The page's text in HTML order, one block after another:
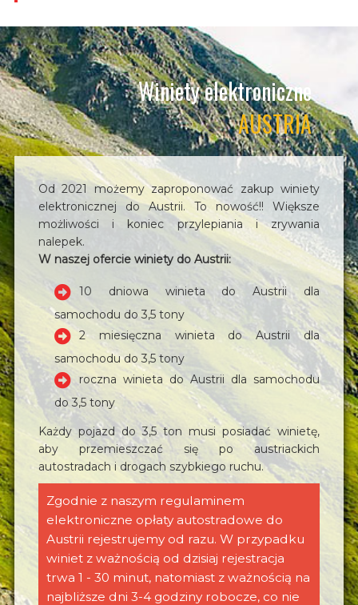
Winiety elektroniczne
AUSTRIA
Od 2021 możemy zaproponować zakup winiety
elektronicznej do Austrii. To nowość!! Większe
możliwości i koniec przylepiania i zrywania
nalepek.
W naszej ofercie winiety do Austrii:
10 dniowa winieta do Austrii dla
samochodu do 3,5 tony
2 miesięczna winieta do Austrii dla
samochodu do 3,5 tony
roczna winieta do Austrii dla samochodu
do 3,5 tony
Każdy pojazd do 3,5 ton musi posiadać winietę,
aby przemieszczać się po austriackich
autostradach i drogach szybkiego ruchu.
Zgodnie z naszym regulaminem
elektroniczne opłaty autostradowe do
Austrii rejestrujemy od razu. W przypadku
winiet z ważnością od dzisiaj rejestracja
trwa 1 - 30 minut, natomiast z ważnością na
najbliższe dni 3-4 godziny robocze, co nie